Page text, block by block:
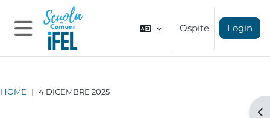
Vai al contenuto principale
Pannello laterale
Ospite Login
HOME 4 DICEMBRE 2025